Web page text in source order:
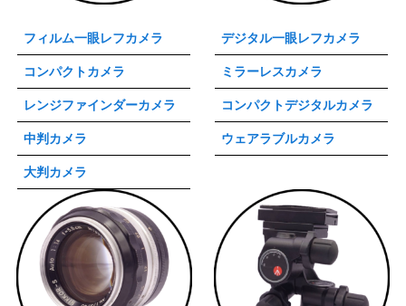
フィルム一眼レフカメラ
コンパクトカメラ
レンジファインダーカメラ
中判カメラ
大判カメラ
デジタル一眼レフカメラ
ミラーレスカメラ
コンパクトデジタルカメラ
ウェアラブルカメラ